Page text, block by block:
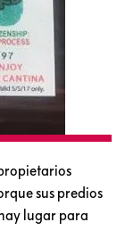
sus predios
lugar para